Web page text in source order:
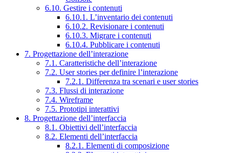
6.10. Gestire i contenuti
6.10.1. L’inventario dei contenuti
6.10.2. Revisionare i contenuti
6.10.3. Migrare i contenuti
6.10.4. Pubblicare i contenuti
7. Progettazione dell’interazione
7.1. Caratteristiche dell’interazione
7.2. User stories per definire l’interazione
7.2.1. Differenza tra scenari e user stories
7.3. Flussi di interazione
7.4. Wireframe
7.5. Prototipi interattivi
8. Progettazione dell’interfaccia
8.1. Obiettivi dell’interfaccia
8.2. Elementi dell’interfaccia
8.2.1. Elementi di composizione